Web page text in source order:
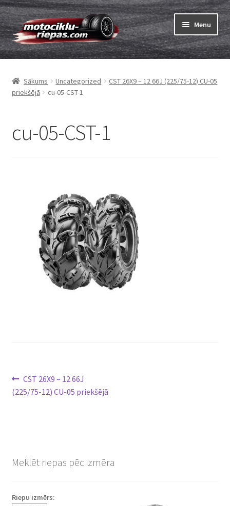
Skip
to
navigation
Skip
to
content
Menu
Riepas
Expand
menu
Kameras
Expand
Viss par riepām
Kontakti
Sākums Uncategorized
CST 26X9 – 12 66J (225/75-12) CU-05
priekšējā
cu-05-CST-1
cu-05-CST-1
Ziņu
izvēlne
Previous
post:
CST 26X9 – 12 66J
(225/75-12) CU-05 priekšējā
Meklēt riepas pēc izmēra
Riepu izmērs: